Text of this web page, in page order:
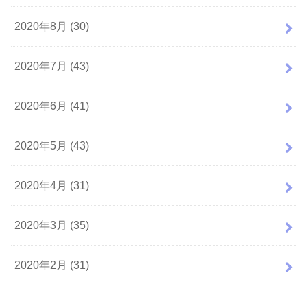
2020年8月 (30)
2020年7月 (43)
2020年6月 (41)
2020年5月 (43)
2020年4月 (31)
2020年3月 (35)
2020年2月 (31)